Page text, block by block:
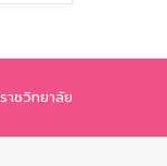
าชวิทยาลัย